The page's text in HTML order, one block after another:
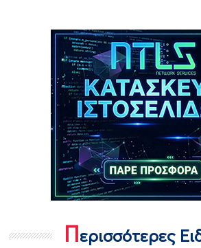
Περισσότερες